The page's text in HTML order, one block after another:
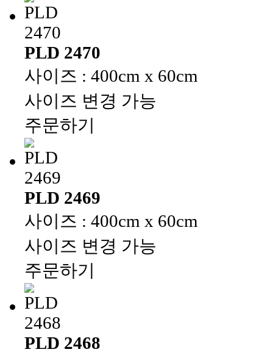
PLD 2470
사이즈 : 400cm x 60cm
사이즈 변경 가능
주문하기
PLD 2469
사이즈 : 400cm x 60cm
사이즈 변경 가능
주문하기
PLD 2468